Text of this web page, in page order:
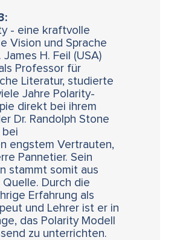
- eine kraftvolle
Vision und Sprache
James H. Feil (USA)
Professor für
Literatur, studierte
Jahre Polarity-
direkt bei ihrem
Dr. Randolph Stone
bei
engstem Vertrauten,
Pannetier. Sein
stammt somit aus
Durch die
Erfahrung als
und Lehrer ist er in
das Polarity Modell
zu unterrichten.